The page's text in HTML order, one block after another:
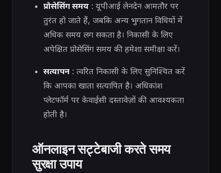
प्रोसेसिंग समय: यूपीआई लेनदेन आमतौर पर
तुरंत हो जाते हैं, जबकि अन्य भुगतान विधियों में
अधिक समय लग सकता है। निकासी के लिए
अपेक्षित प्रोसेसिंग समय की हमेशा समीक्षा करें।
सत्यापन: त्वरित निकासी के लिए सुनिश्चित करें
कि आपका खाता सत्यापित है। अधिकांश
प्लेटफॉर्म पर केवाईसी दस्तावेज़ों की आवश्यकता
होती है।
ऑनलाइन सट्टेबाजी करते समय
सुरक्षा उपाय